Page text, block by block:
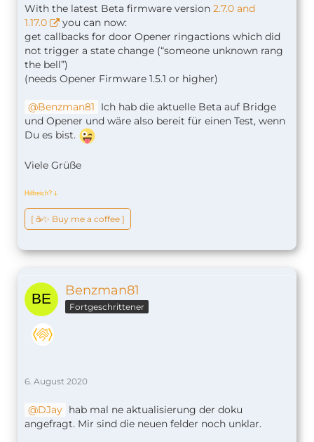
With the latest Beta firmware version 2.7.0 and
1.17.0
you can now:
get callbacks for door Opener ringactions which did
not trigger a state change (“someone unknown rang
the bell”)
(needs Opener Firmware 1.5.1 or higher)
Benzman81
Ich hab die aktuelle Beta auf Bridge
und Opener und wäre also bereit für einen Test, wenn
Du es bist.
Viele Grüße
Hilfreich? ↆ
[ ☕️✨ Buy me a coffee ]
Benzman81
Fortgeschrittener
6. August 2020
DJay hab mal ne aktualisierung der doku
angefragt. Mir sind die neuen felder noch unklar.